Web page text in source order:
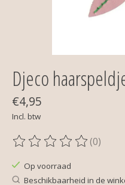
Djeco
€4,95
Incl. btw
De beoordeling van dit
(0)
Op voorraad
Beschikbaarheid in de